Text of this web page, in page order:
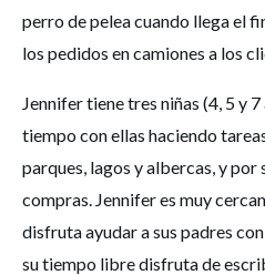
perro de pelea cuando llega el
los pedidos en camiones a los
Jennifer tiene tres niñas (4, 5 y
tiempo con ellas haciendo
parques, lagos y albercas, y por
compras. Jennifer es muy
disfruta ayudar a sus padres
su tiempo libre disfruta de